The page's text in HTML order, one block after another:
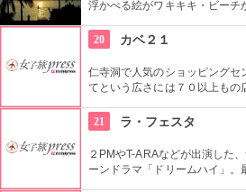
浮かべる絵がワキキキ・ビーチ
ド・ヘッドが広がるビーチを散
感したいものですね。
20 カベ２１
仁寺洞で人気のショッピング
てという広さには７０以上もの
では螺細製品や乗り下など、韓
気に入りの１つが見つかるはず。
21 ラ・フェスタ
２PMやT-ARAなどが出演した
ーンドラマ「ドリームハイ」。